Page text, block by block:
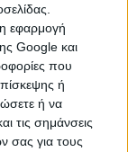
εφαρμογή
Google και
που
ή
ή να
τις σημάνσεις
σας για τους